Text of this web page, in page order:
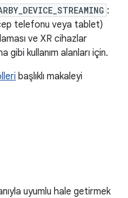
:
telefonu veya tablet)
ve XR cihazlar
gibi kullanım alanları için.
başlıklı makaleyi
uyumlu hale getirmek